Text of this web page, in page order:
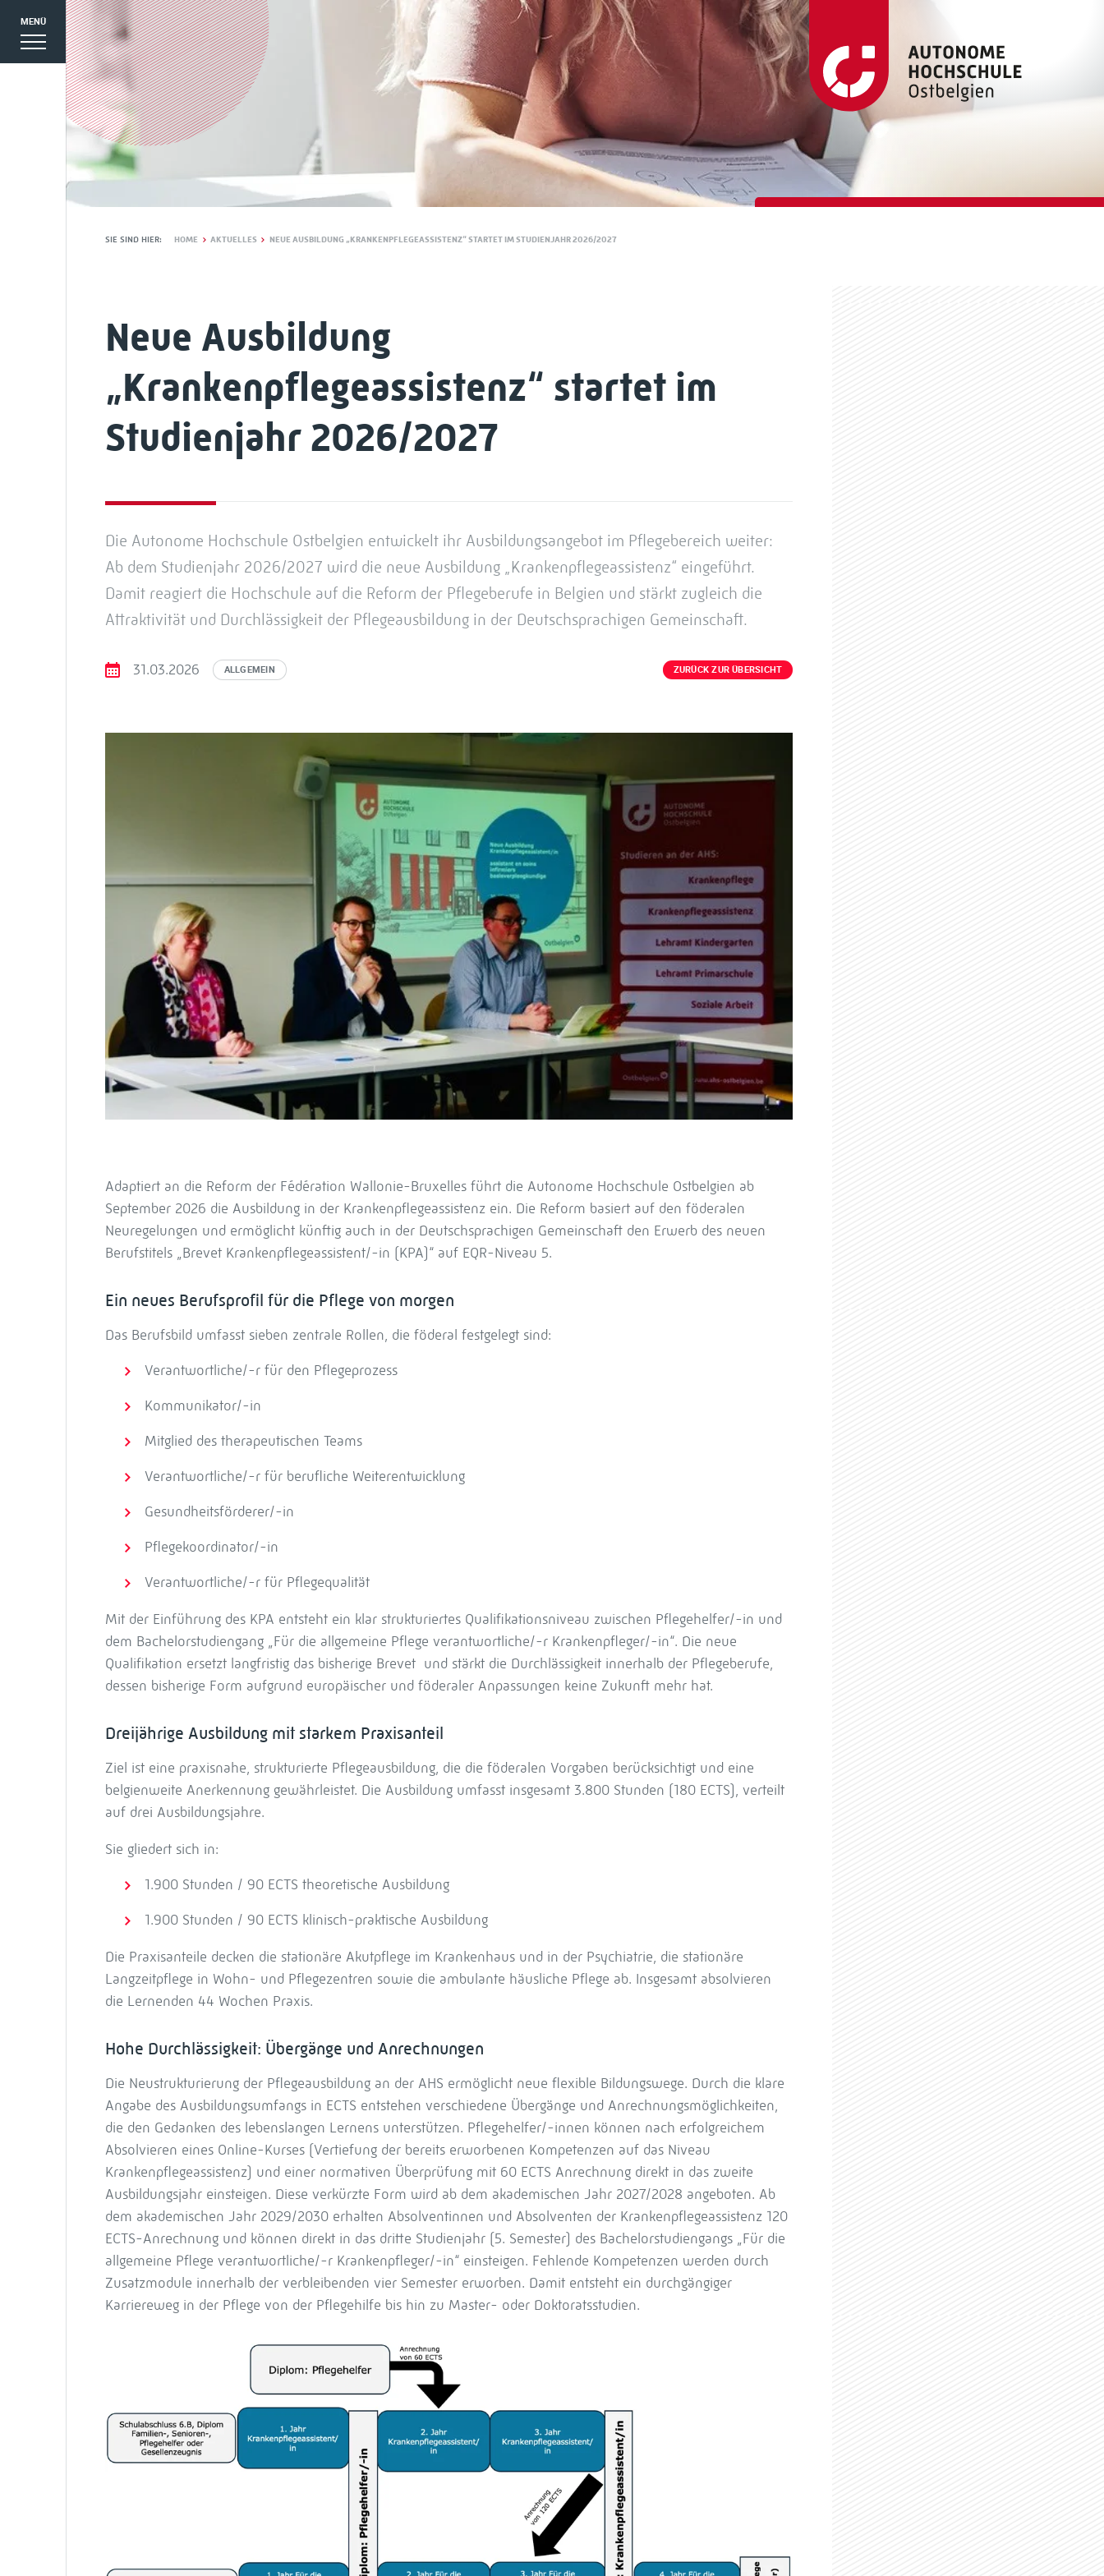
MENÜ
SIE SIND HIER: HOME AKTUELLES NEUE AUSBILDUNG „KRANKENPFLEGEASSISTENZ“ STARTET IM STUDIENJAHR 2026/2027
Neue Ausbildung
„Krankenpflegeassistenz“ startet im
Studienjahr 2026/2027
Die Autonome Hochschule Ostbelgien entwickelt ihr Ausbildungsangebot im Pflegebereich weiter:
Ab dem Studienjahr 2026/2027 wird die neue Ausbildung „Krankenpflegeassistenz“ eingeführt.
Damit reagiert die Hochschule auf die Reform der Pflegeberufe in Belgien und stärkt zugleich die
Attraktivität und Durchlässigkeit der Pflegeausbildung in der Deutschsprachigen Gemeinschaft.
31.03.2026 ALLGEMEIN ZURÜCK ZUR ÜBERSICHT
Adaptiert an die Reform der Fédération Wallonie-Bruxelles führt die Autonome Hochschule Ostbelgien ab
September 2026 die Ausbildung in der Krankenpflegeassistenz ein. Die Reform basiert auf den föderalen
Neuregelungen und ermöglicht künftig auch in der Deutschsprachigen Gemeinschaft den Erwerb des neuen
Berufstitels „Brevet Krankenpflegeassistent/-in (KPA)“ auf EQR-Niveau 5.
Ein neues Berufsprofil für die Pflege von morgen
Das Berufsbild umfasst sieben zentrale Rollen, die föderal festgelegt sind:
Verantwortliche/-r für den Pflegeprozess
Kommunikator/-in
Mitglied des therapeutischen Teams
Verantwortliche/-r für berufliche Weiterentwicklung
Gesundheitsförderer/-in
Pflegekoordinator/-in
Verantwortliche/-r für Pflegequalität
Mit der Einführung des KPA entsteht ein klar strukturiertes Qualifikationsniveau zwischen Pflegehelfer/-in und
dem Bachelorstudiengang „Für die allgemeine Pflege verantwortliche/-r Krankenpfleger/-in“. Die neue
Qualifikation ersetzt langfristig das bisherige Brevet und stärkt die Durchlässigkeit innerhalb der Pflegeberufe,
dessen bisherige Form aufgrund europäischer und föderaler Anpassungen keine Zukunft mehr hat.
Dreijährige Ausbildung mit starkem Praxisanteil
Ziel ist eine praxisnahe, strukturierte Pflegeausbildung, die die föderalen Vorgaben berücksichtigt und eine
belgienweite Anerkennung gewährleistet. Die Ausbildung umfasst insgesamt 3.800 Stunden (180 ECTS), verteilt
auf drei Ausbildungsjahre.
Sie gliedert sich in:
1.900 Stunden / 90 ECTS theoretische Ausbildung
1.900 Stunden / 90 ECTS klinisch-praktische Ausbildung
Die Praxisanteile decken die stationäre Akutpflege im Krankenhaus und in der Psychiatrie, die stationäre
Langzeitpflege in Wohn- und Pflegezentren sowie die ambulante häusliche Pflege ab. Insgesamt absolvieren
die Lernenden 44 Wochen Praxis.
Hohe Durchlässigkeit: Übergänge und Anrechnungen
Die Neustrukturierung der Pflegeausbildung an der AHS ermöglicht neue flexible Bildungswege. Durch die klare
Angabe des Ausbildungsumfangs in ECTS entstehen verschiedene Übergänge und Anrechnungsmöglichkeiten,
die den Gedanken des lebenslangen Lernens unterstützen. Pflegehelfer/-innen können nach erfolgreichem
Absolvieren eines Online-Kurses (Vertiefung der bereits erworbenen Kompetenzen auf das Niveau
Krankenpflegeassistenz) und einer normativen Überprüfung mit 60 ECTS Anrechnung direkt in das zweite
Ausbildungsjahr einsteigen. Diese verkürzte Form wird ab dem akademischen Jahr 2027/2028 angeboten. Ab
dem akademischen Jahr 2029/2030 erhalten Absolventinnen und Absolventen der Krankenpflegeassistenz 120
ECTS-Anrechnung und können direkt in das dritte Studienjahr (5. Semester) des Bachelorstudiengangs „Für die
allgemeine Pflege verantwortliche/-r Krankenpfleger/-in“ einsteigen. Fehlende Kompetenzen werden durch
Zusatzmodule innerhalb der verbleibenden vier Semester erworben. Damit entsteht ein durchgängiger
Karriereweg in der Pflege von der Pflegehilfe bis hin zu Master- oder Doktoratsstudien.